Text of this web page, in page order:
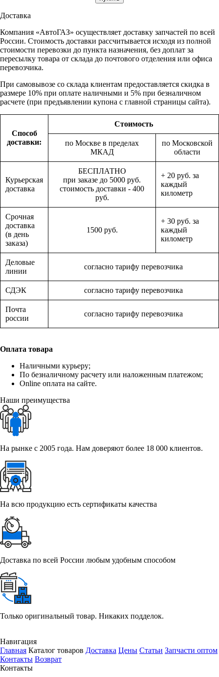
Доставка
Компания «АвтоГАЗ» осуществляет доставку запчастей по всей
России. Стоимость доставки рассчитывается исходя из полной
стоимости перевозки до пункта назначения, без доплат за
пересылку товара от склада до почтового отделения или офиса
перевозчика.
При самовывозе со склада клиентам предоставляется скидка в
размере 10% при оплате наличными и 5% при безналичном
расчете (при предъявлении купона с главной страницы сайта).
Способ
доставки:
Стоимость
по Москве в пределах
МКАД
по Московской
области
Курьерская
доставка
БЕСПЛАТНО
при заказе до 5000 руб.
стоимость доставки - 400
руб.
+ 20 руб. за
каждый
километр
Срочная
доставка
(в день
заказа)
1500 руб.
+ 30 руб. за
каждый
километр
Деловые
линии
согласно тарифу перевозчика
СДЭК согласно тарифу перевозчика
Почта
россии
согласно тарифу перевозчика
Оплата товара
Наличными курьеру;
По безналичному расчету или наложенным платежом;
Online оплата на сайте.
Наши преимущества
На рынке с 2005 года. Нам доверяют более 18 000 клиентов.
На всю продукцию есть сертификаты качества
Доставка по всей России любым удобным способом
Только оригинальный товар. Никаких подделок.
Навигация
Главная Каталог товаров Доставка Цены Статьи Запчасти оптом
Контакты Возврат
Контакты